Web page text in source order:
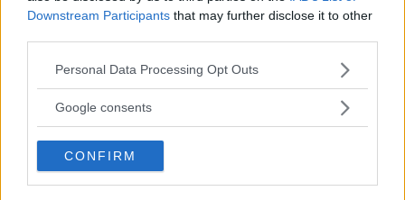
Downstream Participants that may further disclose it to other
Please note that this website/app uses one or more Google
not limited to your visit or usage behaviour. You may click to
use your data for below specified purposes in below Google
consent section.
Personal Data Processing Opt Outs
Google consents
CONFIRM